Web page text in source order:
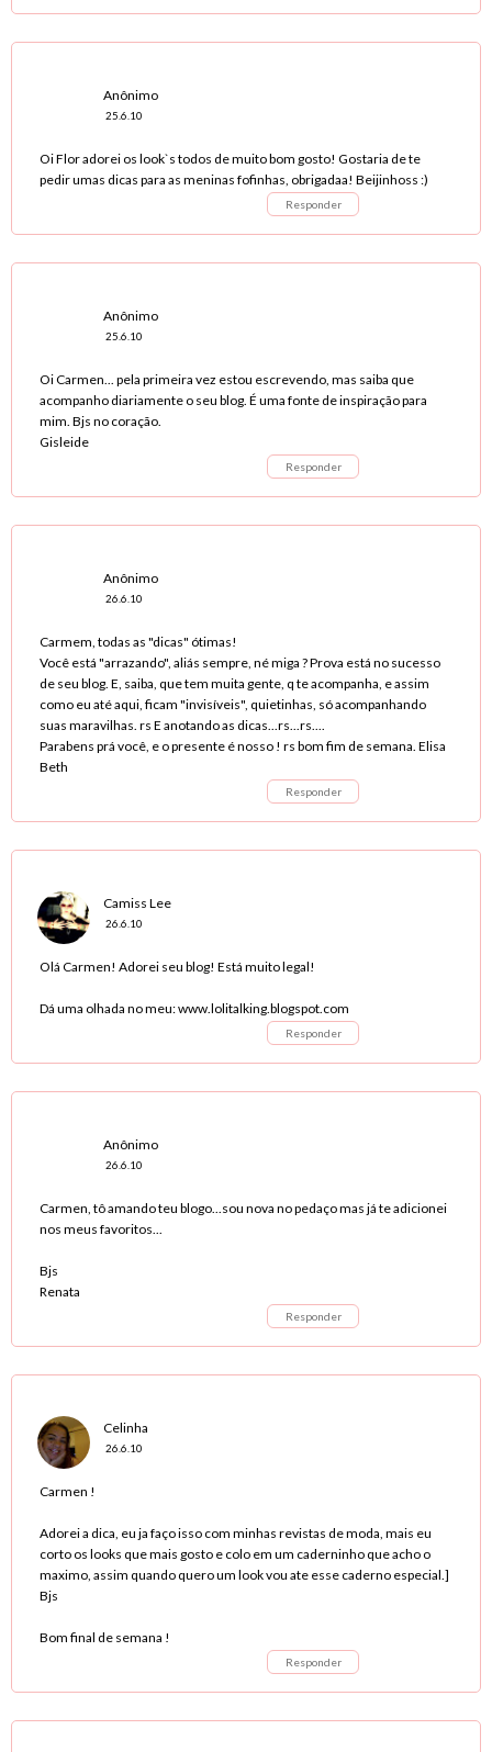
Anônimo
25.6.10
Oi Flor adorei os look`s todos de muito bom gosto! Gostaria de te
pedir umas dicas para as meninas fofinhas, obrigadaa! Beijinhoss :)
Responder
Anônimo
25.6.10
Oi Carmen... pela primeira vez estou escrevendo, mas saiba que
acompanho diariamente o seu blog. É uma fonte de inspiração para
mim. Bjs no coração.
Gisleide
Responder
Anônimo
26.6.10
Carmem, todas as "dicas" ótimas!
Você está "arrazando", aliás sempre, né miga ? Prova está no sucesso
de seu blog. E, saiba, que tem muita gente, q te acompanha, e assim
como eu até aqui, ficam "invisíveis", quietinhas, só acompanhando
suas maravilhas. rs E anotando as dicas...rs...rs....
Parabens prá você, e o presente é nosso ! rs bom fim de semana. Elisa
Beth
Responder
Camiss Lee
26.6.10
Olá Carmen! Adorei seu blog! Está muito legal!
Dá uma olhada no meu: www.lolitalking.blogspot.com
Responder
Anônimo
26.6.10
Carmen, tô amando teu blogo...sou nova no pedaço mas já te adicionei
nos meus favoritos...
Bjs
Renata
Responder
Celinha
26.6.10
Carmen !
Adorei a dica, eu ja faço isso com minhas revistas de moda, mais eu
corto os looks que mais gosto e colo em um caderninho que acho o
maximo, assim quando quero um look vou ate esse caderno especial.]
Bjs
Bom final de semana !
Responder